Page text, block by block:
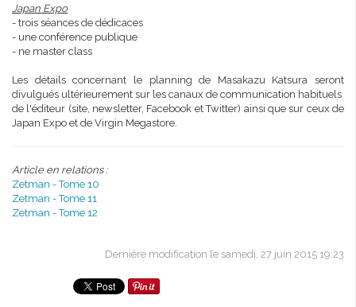
Japan Expo
- trois séances de dédicaces
- une conférence publique
- ne master class
Les détails concernant le planning de Masakazu Katsura seront
divulgués ultérieurement sur les canaux de communication habituels
de l'éditeur (site, newsletter, Facebook et Twitter) ainsi que sur ceux de
Japan Expo et de Virgin Megastore.
Article en relations :
Zetman - Tome 10
Zetman - Tome 11
Zetman - Tome 12
Dernière modification le samedi, 27 juin 2015 19:23